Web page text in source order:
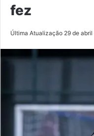
fez
Última Atualização 29 de